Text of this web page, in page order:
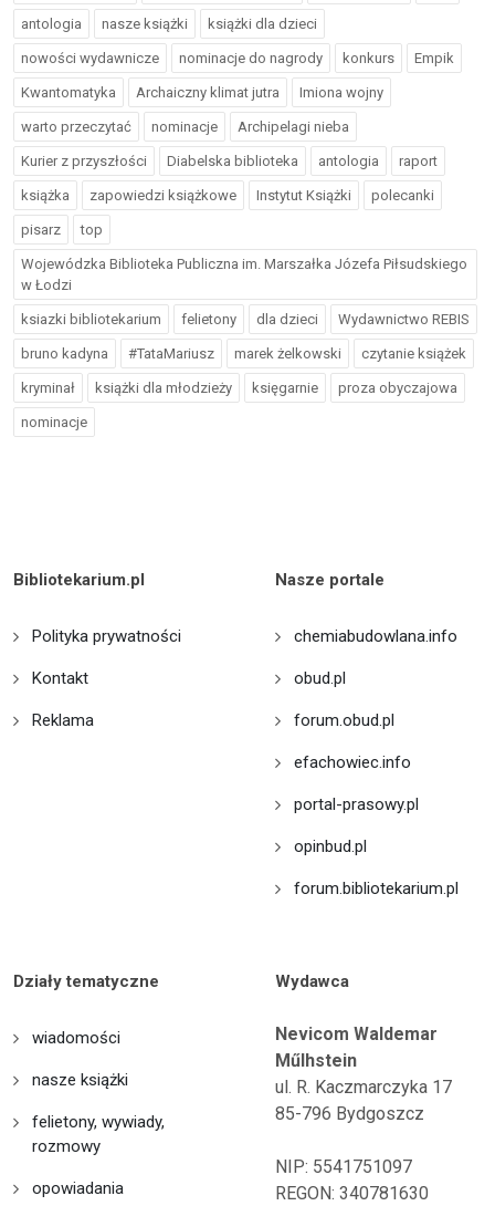
antologia nasze książki książki dla dzieci
nowości wydawnicze nominacje do nagrody konkurs Empik
Kwantomatyka Archaiczny klimat jutra Imiona wojny
warto przeczytać nominacje Archipelagi nieba
Kurier z przyszłości Diabelska biblioteka antologia raport
książka zapowiedzi książkowe Instytut Książki polecanki
pisarz top
Wojewódzka Biblioteka Publiczna im. Marszałka Józefa Piłsudskiego
w Łodzi
ksiazki bibliotekarium felietony dla dzieci Wydawnictwo REBIS
bruno kadyna #TataMariusz marek żelkowski czytanie książek
kryminał książki dla młodzieży księgarnie proza obyczajowa
nominacje
Bibliotekarium.pl
Polityka prywatności
Kontakt
Reklama
Nasze portale
chemiabudowlana.info
obud.pl
forum.obud.pl
efachowiec.info
portal-prasowy.pl
opinbud.pl
forum.bibliotekarium.pl
Działy tematyczne
wiadomości
nasze książki
felietony, wywiady,
rozmowy
opowiadania
Wydawca
Nevicom Waldemar
Műlhstein
ul. R. Kaczmarczyka 17
85-796 Bydgoszcz
NIP: 5541751097
REGON: 340781630